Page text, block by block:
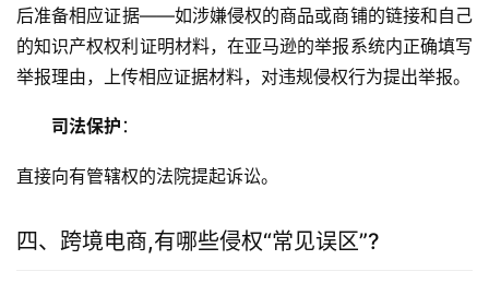
后准备相应证据——如涉嫌侵权的商品或商铺的链接和自己
的知识产权权利证明材料，在亚马逊的举报系统内正确填写
举报理由，上传相应证据材料，对违规侵权行为提出举报。
司法保护 ：
直接向有管辖权的法院提起诉讼。
四、跨境电商,有哪些侵权“常见误区”?